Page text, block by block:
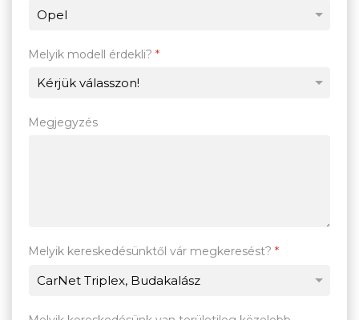
Melyik modell érdekli? *
Megjegyzés
Melyik kereskedésünktől vár megkeresést? *